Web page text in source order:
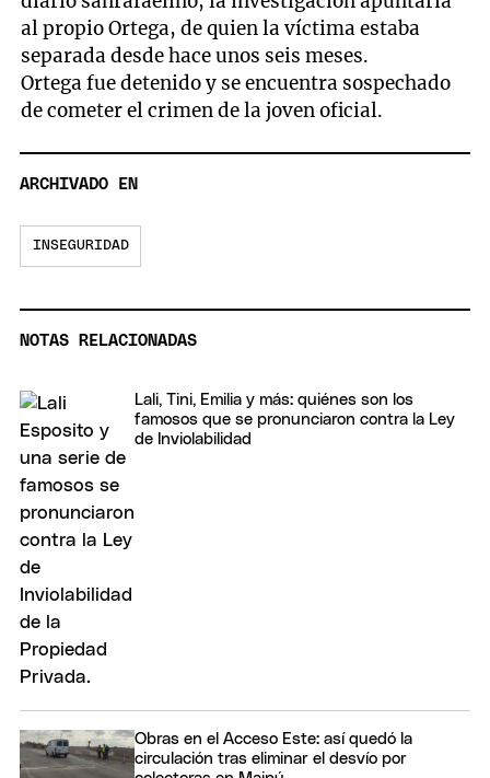
al propio Ortega, de quien la víctima estaba
separada desde hace unos seis meses.
Ortega fue detenido y se encuentra sospechado
de cometer el crimen de la joven oficial.
ARCHIVADO EN
INSEGURIDAD
NOTAS RELACIONADAS
Lali, Tini, Emilia y más: quiénes son los
famosos que se pronunciaron contra la Ley
de Inviolabilidad
Obras en el Acceso Este: así quedó la
circulación tras eliminar el desvío por